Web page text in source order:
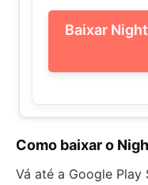
Baixar
Como baixar o
Vá até a Google Play